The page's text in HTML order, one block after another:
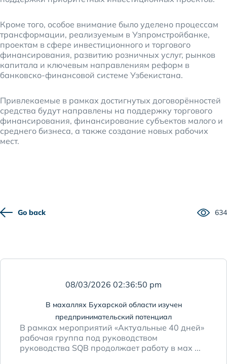
Кроме того, особое внимание было уделено процессам
трансформации, реализуемым в Узпромстройбанке,
проектам в сфере инвестиционного и торгового
финансирования, развитию розничных услуг, рынков
капитала и ключевым направлениям реформ в
банковско-финансовой системе Узбекистана.
Привлекаемые в рамках достигнутых договорённостей
средства будут направлены на поддержку торгового
финансирования, финансирование субъектов малого и
среднего бизнеса, а также создание новых рабочих
мест.
Go back 634
08/03/2026 02:36:50 pm
В махаллях Бухарской области изучен
предпринимательский потенциал
В рамках мероприятий «Актуальные 40 дней»
рабочая группа под руководством
руководства SQB продолжает работу в мах ...